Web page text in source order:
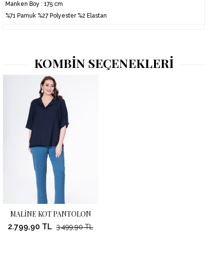
Manken Boy : 175 cm
%71 Pamuk %27 Polyester %2 Elastan
KOMBİN SEÇENEKLERİ
MALİNE KOT PANTOLON
2.799,90 TL 3.499,90 TL